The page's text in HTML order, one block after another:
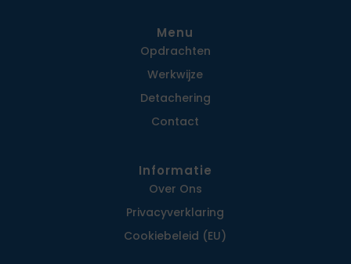
Menu
Opdrachten
Werkwijze
Detachering
Contact
Informatie
Over Ons
Privacy­verklaring
Cookiebeleid (EU)